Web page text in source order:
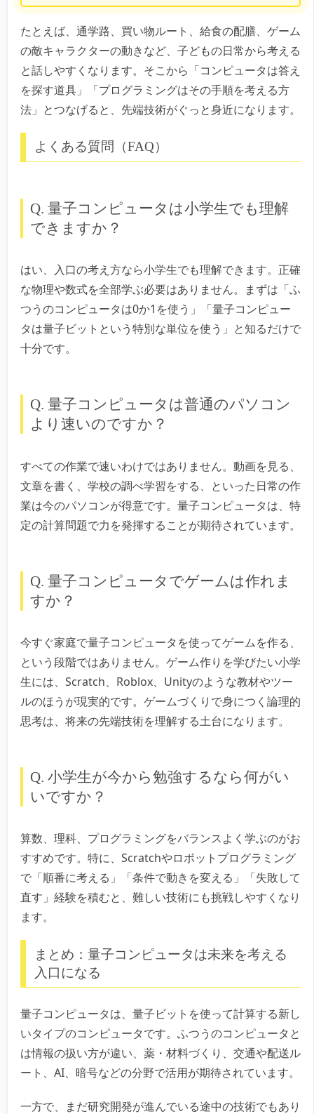
たとえば、通学路、買い物ルート、給食の配膳、ゲーム
の敵キャラクターの動きなど、子どもの日常から考える
と話しやすくなります。そこから「コンピュータは答え
を探す道具」「プログラミングはその手順を考える方
法」とつなげると、先端技術がぐっと身近になります。
よくある質問（FAQ）
Q. 量子コンピュータは小学生でも理解
できますか？
はい、入口の考え方なら小学生でも理解できます。正確
な物理や数式を全部学ぶ必要はありません。まずは「ふ
つうのコンピュータは0か1を使う」「量子コンピュー
タは量子ビットという特別な単位を使う」と知るだけで
十分です。
Q. 量子コンピュータは普通のパソコン
より速いのですか？
すべての作業で速いわけではありません。動画を見る、
文章を書く、学校の調べ学習をする、といった日常の作
業は今のパソコンが得意です。量子コンピュータは、特
定の計算問題で力を発揮することが期待されています。
Q. 量子コンピュータでゲームは作れま
すか？
今すぐ家庭で量子コンピュータを使ってゲームを作る、
という段階ではありません。ゲーム作りを学びたい小学
生には、Scratch、Roblox、Unityのような教材やツー
ルのほうが現実的です。ゲームづくりで身につく論理的
思考は、将来の先端技術を理解する土台になります。
Q. 小学生が今から勉強するなら何がい
いですか？
算数、理科、プログラミングをバランスよく学ぶのがお
すすめです。特に、Scratchやロボットプログラミング
で「順番に考える」「条件で動きを変える」「失敗して
直す」経験を積むと、難しい技術にも挑戦しやすくなり
ます。
まとめ：量子コンピュータは未来を考える
入口になる
量子コンピュータは、量子ビットを使って計算する新し
いタイプのコンピュータです。ふつうのコンピュータと
は情報の扱い方が違い、薬・材料づくり、交通や配送ル
ート、AI、暗号などの分野で活用が期待されています。
一方で、まだ研究開発が進んでいる途中の技術でもあり